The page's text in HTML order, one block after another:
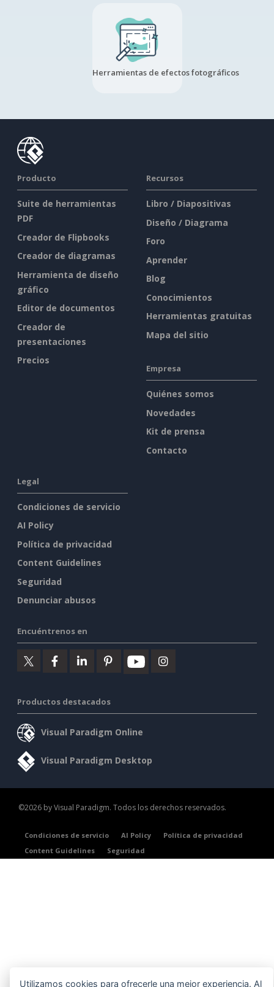
Herramientas de efectos fotográficos
Producto
Suite de herramientas
PDF
Creador de Flipbooks
Creador de diagramas
Herramienta de diseño
gráfico
Editor de documentos
Creador de
presentaciones
Precios
Recursos
Libro / Diapositivas
Diseño / Diagrama
Foro
Aprender
Blog
Conocimientos
Herramientas gratuitas
Mapa del sitio
Empresa
Quiénes somos
Novedades
Kit de prensa
Contacto
Legal
Condiciones de servicio
AI Policy
Política de privacidad
Content Guidelines
Seguridad
Denunciar abusos
Encuéntrenos en
Productos destacados
Visual Paradigm Online
Visual Paradigm Desktop
©2026 by Visual Paradigm. Todos los derechos reservados.
Condiciones de servicio AI Policy
Política de privacidad
Content Guidelines
Seguridad
Utilizamos cookies para ofrecerle una mejor experiencia. Al